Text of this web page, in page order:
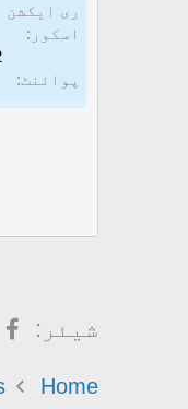
ری ایکشن
اسکور
پوائنٹ
شیئر:
Home